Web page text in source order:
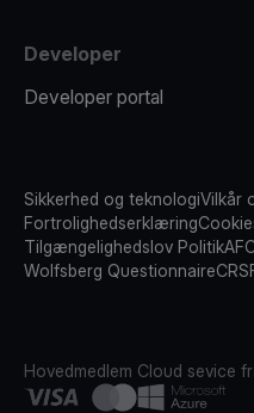
Developer
Developer portal
Sikkerhed og teknologiVilkår
Fortrolighedserklæring
Tilgængelighedslov Politik
Wolfsberg QuestionnaireCRS
Hovedmedlem Cloud sevice